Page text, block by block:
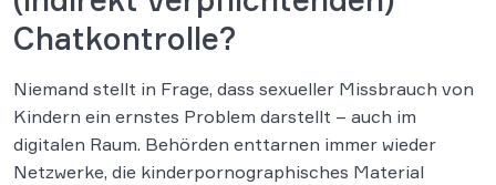
Chatkontrolle?
Niemand stellt in Frage, dass sexueller Missbrauch von
Kindern ein ernstes Problem darstellt – auch im
digitalen Raum. Behörden enttarnen immer wieder
Netzwerke, die kinderpornographisches Material